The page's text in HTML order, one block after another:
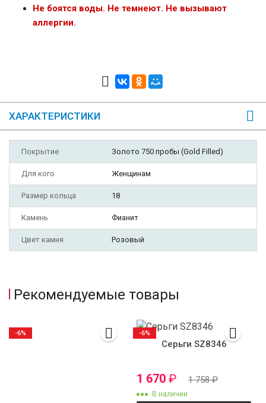
Не боятся воды. Не темнеют. Не вызывают
аллергии.
ХАРАКТЕРИСТИКИ
Покрытие Золото 750 пробы (Gold Filled)
Для кого Женщинам
Размер кольца 18
Камень Фианит
Цвет камня Розовый
Рекомендуемые товары
-6%
Серьги SZ8346
1 670 ₽ 1 758₽
В наличии
-6%